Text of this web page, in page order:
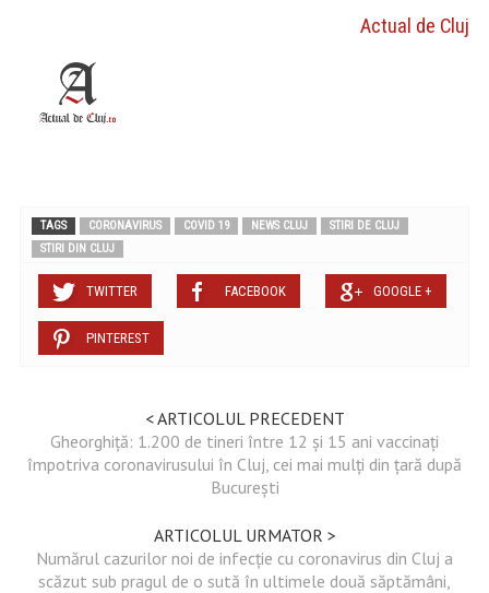
Actual de Cluj
TAGS CORONAVIRUS COVID 19 NEWS CLUJ
STIRI DE CLUJ
STIRI DIN CLUJ
TWITTER FACEBOOK GOOGLE +
PINTEREST
< ARTICOLUL PRECEDENT
Gheorghiță: 1.200 de tineri între 12 și 15 ani vaccinați
împotriva coronavirusului în Cluj, cei mai mulți din țară după
București
ARTICOLUL URMATOR >
Numărul cazurilor noi de infecție cu coronavirus din Cluj a
scăzut sub pragul de o sută în ultimele două săptămâni,